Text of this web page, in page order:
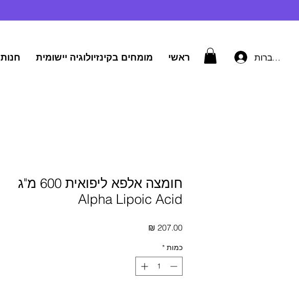
להתחברות ראשי מומחים בקינזיולוגיה יישומית חנות
חומצה אלפא ליפואית 600 מ"ג
Alpha Lipoic Acid
כמות *